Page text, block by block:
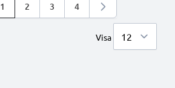
Du läser för närvarande sidan
1 Sidan
2 Sidan
3 Sidan
4
Visa